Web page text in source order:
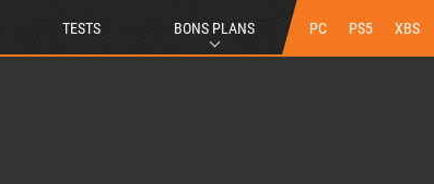
TESTS BONS PLANS PC PS5 XBS